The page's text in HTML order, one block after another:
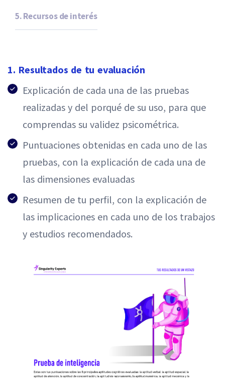
5. Recursos de interés
1. Resultados de tu evaluación
Explicación de cada una de las pruebas
realizadas y del porqué de su uso, para que
comprendas su validez psicométrica.
Puntuaciones obtenidas en cada uno de las
pruebas, con la explicación de cada una de
las dimensiones evaluadas
Resumen de tu perfil, con la explicación de
las implicaciones en cada uno de los trabajos
y estudios recomendados.